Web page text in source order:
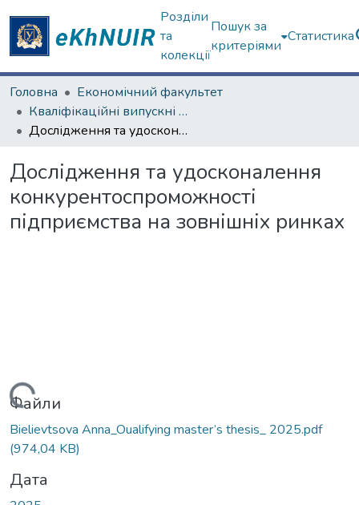
Розділи
та
колекції
Пошук за
критеріями
Статистика
Головна
Економічний факультет
Кваліфікаційні випускні роботи магістрів. Економічний факультет
Дослідження та удосконалення конкурентоспроможності підприємства на зовнішніх ринках
Дослідження та удосконалення
конкурентоспроможності
підприємства на зовнішніх ринках
Файли
Bielievtsova Anna_Oualifying master’s thesis_ 2025.pdf
(974,04 KB)
Дата